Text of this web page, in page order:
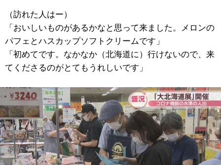
（訪れた人はー）
「おいしいものがあるかなと思って来ました。メロンの
パフェとハスカップソフトクリームです」
「初めてです。なかなか（北海道に）行けないので、来
てくださるのがとてもうれしいです」